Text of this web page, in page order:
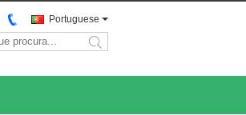
Portuguese
search